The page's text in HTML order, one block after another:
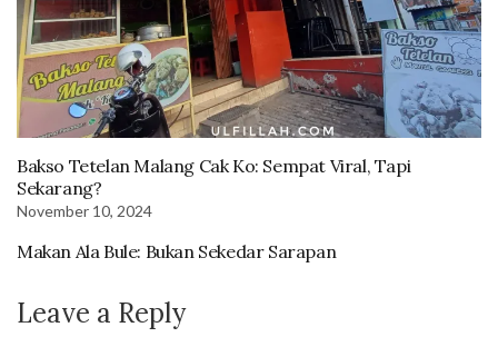
Bakso Tetelan Malang Cak Ko: Sempat Viral, Tapi
Sekarang?
November 10, 2024
Makan Ala Bule: Bukan Sekedar Sarapan
Leave a Reply